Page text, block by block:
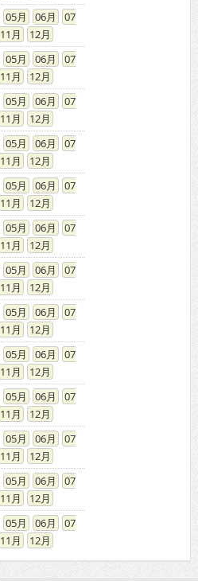
05 06
07
11
12
05 06
07
11
12
05 06
07
11
12
05 06
07
11
12
05 06
07
11
12
05 06
07
11
12
05 06
07
11
12
05 06
07
11
12
05 06
07
11
12
05 06
07
11
12
05 06
07
11
12
05 06
07
11
12
05 06
07
11 12